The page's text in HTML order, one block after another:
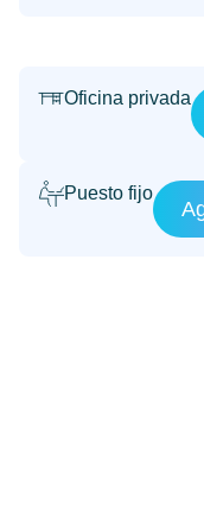
Oficina privada
Puesto fijo